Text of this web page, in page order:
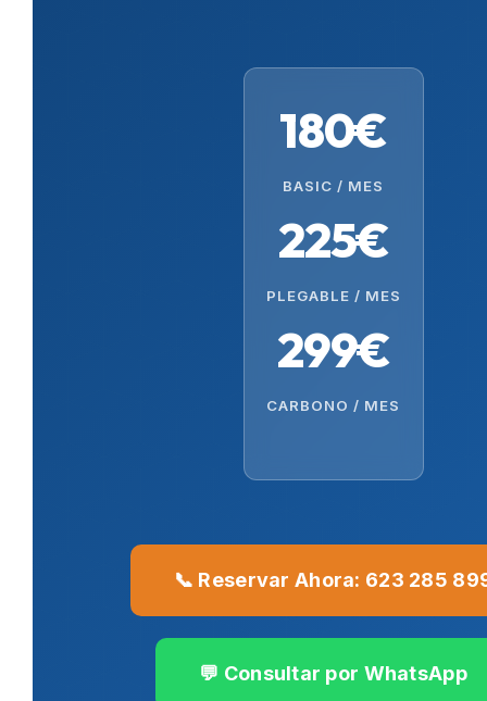
180€
BASIC / MES
225€
PLEGABLE / MES
299€
CARBONO / MES
📞 Reservar Ahora: 623 285
💬 Consultar por WhatsApp